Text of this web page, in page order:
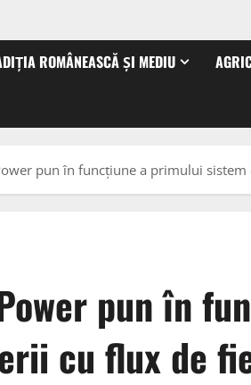
ROMÂNEASCĂ ȘI MEDIU
pun în funcțiune a primului
pun în
cu flux de